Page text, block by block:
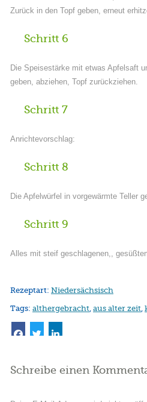
Zurück in den Topf geben, erneut
Schritt 6
Die Speisestärke mit etwas Apfelsaft
geben, abziehen, Topf zurückziehen.
Schritt 7
Anrichtevorschlag:
Schritt 8
Die Apfelwürfel in vorgewärmte Teller
Schritt 9
Alles mit steif geschlagenen,,
Rezeptart: Niedersächsisch
Tags: althergebracht, aus alter zeit,
Schreibe einen